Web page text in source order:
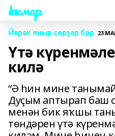
Һаҡмар
Йөрәк яныр серҙәр бар 23
Үтә
килә
“Ә һин мине
Дуҫым аптырап баш
менән бик яҡшы
төндәрен үтә